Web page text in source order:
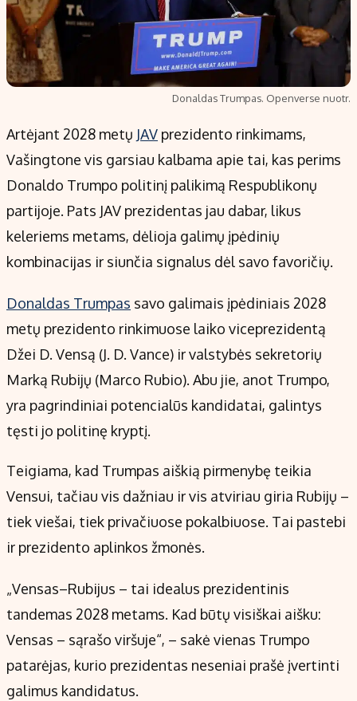
Infliacija
Migracija
Įdomios
Redakcija
Redakcijos politika
Privatumo politika
Turinio žymėjimo taisyklės
Kontaktai
Regionų naujienos
Indėlių palūkanos
Donaldas Trumpas. Openverse nuotr.
Artėjant 2028 metų JAV prezidento rinkimams,
Vašingtone vis garsiau kalbama apie tai, kas perims
Donaldo Trumpo politinį palikimą Respublikonų
partijoje. Pats JAV prezidentas jau dabar, likus
keleriems metams, dėlioja galimų įpėdinių
kombinacijas ir siunčia signalus dėl savo favoričių.
Donaldas Trumpas savo galimais įpėdiniais 2028
metų prezidento rinkimuose laiko viceprezidentą
Džei D. Vensą (J. D. Vance) ir valstybės sekretorių
Marką Rubijų (Marco Rubio). Abu jie, anot Trumpo,
yra pagrindiniai potencialūs kandidatai, galintys
tęsti jo politinę kryptį.
Teigiama, kad Trumpas aiškią pirmenybę teikia
Vensui, tačiau vis dažniau ir vis atviriau giria Rubijų –
tiek viešai, tiek privačiuose pokalbiuose. Tai pastebi
ir prezidento aplinkos žmonės.
„Vensas–Rubijus – tai idealus prezidentinis
tandemas 2028 metams. Kad būtų visiškai aišku:
Vensas – sąrašo viršuje“, – sakė vienas Trumpo
patarėjas, kurio prezidentas neseniai prašė įvertinti
galimus kandidatus.